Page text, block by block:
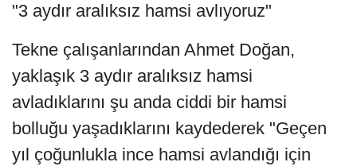
"3 aydır aralıksız hamsi avlıyoruz"
Tekne çalışanlarından Ahmet Doğan,
yaklaşık 3 aydır aralıksız hamsi
avladıklarını şu anda ciddi bir hamsi
bolluğu yaşadıklarını kaydederek "Geçen
yıl çoğunlukla ince hamsi avlandığı için